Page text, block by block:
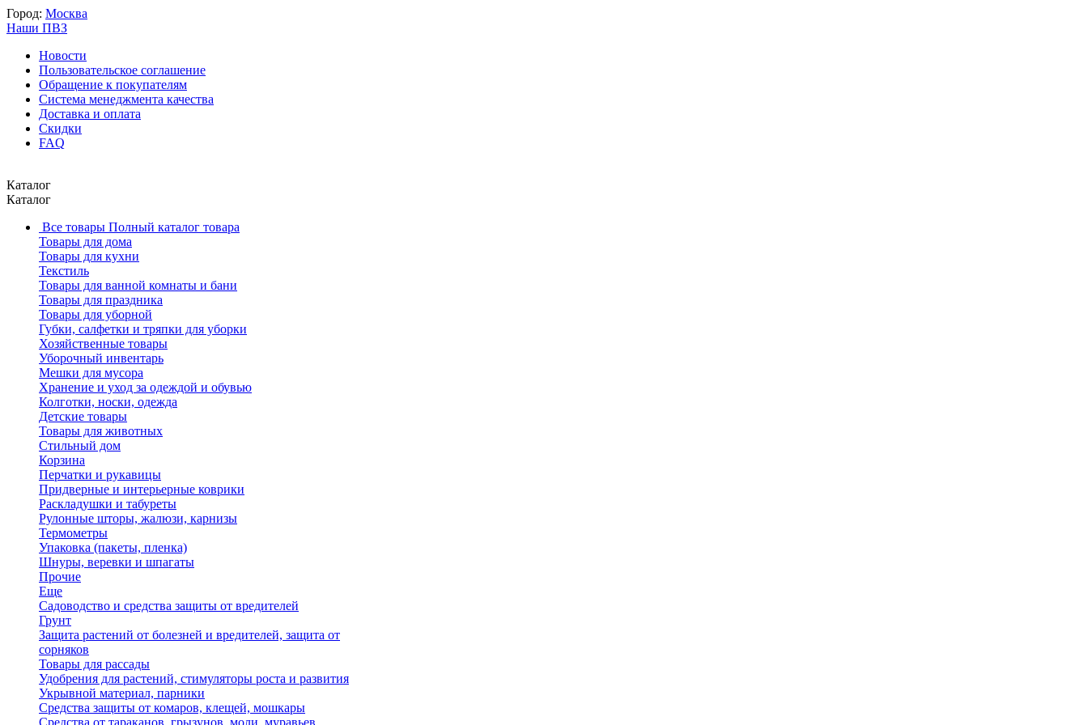
Город: Москва
Наши ПВЗ
Новости
Пользовательское соглашение
Обращение к покупателям
Система менеджмента качества
Доставка и оплата
Скидки
FAQ
Каталог
Каталог
Все товары Полный каталог товара
Товары для дома
Товары для кухни
Текстиль
Товары для ванной комнаты и бани
Товары для праздника
Товары для уборной
Губки, салфетки и тряпки для уборки
Хозяйственные товары
Уборочный инвентарь
Мешки для мусора
Хранение и уход за одеждой и обувью
Колготки, носки, одежда
Детские товары
Товары для животных
Стильный дом
Корзина
Перчатки и рукавицы
Придверные и интерьерные коврики
Раскладушки и табуреты
Рулонные шторы, жалюзи, карнизы
Термометры
Упаковка (пакеты, пленка)
Шнуры, веревки и шпагаты
Прочие
Еще
Садоводство и средства защиты от вредителей
Грунт
Защита растений от болезней и вредителей, защита от
сорняков
Товары для рассады
Удобрения для растений, стимуляторы роста и развития
Укрывной материал, парники
Средства защиты от комаров, клещей, мошкары
Средства от тараканов, грызунов, моли, муравьев